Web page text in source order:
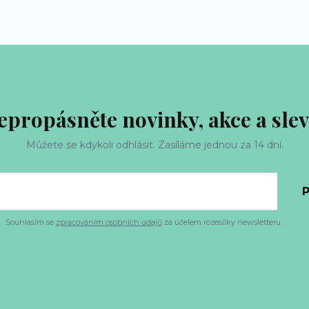
novinky, akce a
Můžete se kdykoli odhlásit. Zasíláme jednou za 14 dní.
Souhlasím se zpracováním osobních údajůza účelem rozesílky newsletteru.